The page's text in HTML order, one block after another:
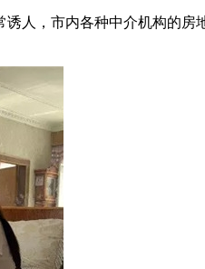
人，市内各种中介机构的